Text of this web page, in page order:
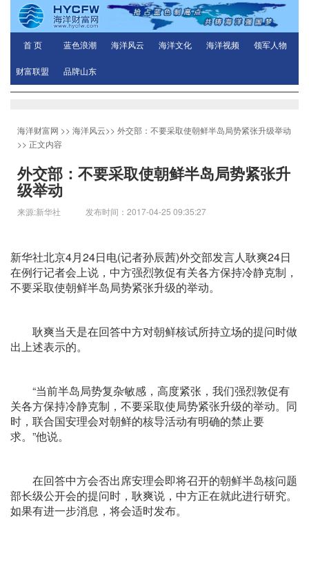
首 页 蓝色浪潮 海洋风云 海洋文化 海洋视频 领军人物
财富联盟 品牌山东
海洋财富网 >> 海洋风云>> 外交部：不要采取使朝鲜半岛局势紧张升级举动
>> 正文内容
外交部：不要采取使朝鲜半岛局势紧张升
级举动
来源:新华社 发布时间：2017-04-25 09:35:27
新华社北京4月24日电(记者孙辰茜)外交部发言人耿爽24日
在例行记者会上说，中方强烈敦促有关各方保持冷静克制，
不要采取使朝鲜半岛局势紧张升级的举动。
耿爽当天是在回答中方对朝鲜核试所持立场的提问时做
出上述表示的。
“当前半岛局势复杂敏感，高度紧张，我们强烈敦促有
关各方保持冷静克制，不要采取使局势紧张升级的举动。同
时，联合国安理会对朝鲜的核导活动有明确的禁止要
求。”他说。
在回答中方会否出席安理会即将召开的朝鲜半岛核问题
部长级公开会的提问时，耿爽说，中方正在就此进行研究。
如果有进一步消息，将会适时发布。